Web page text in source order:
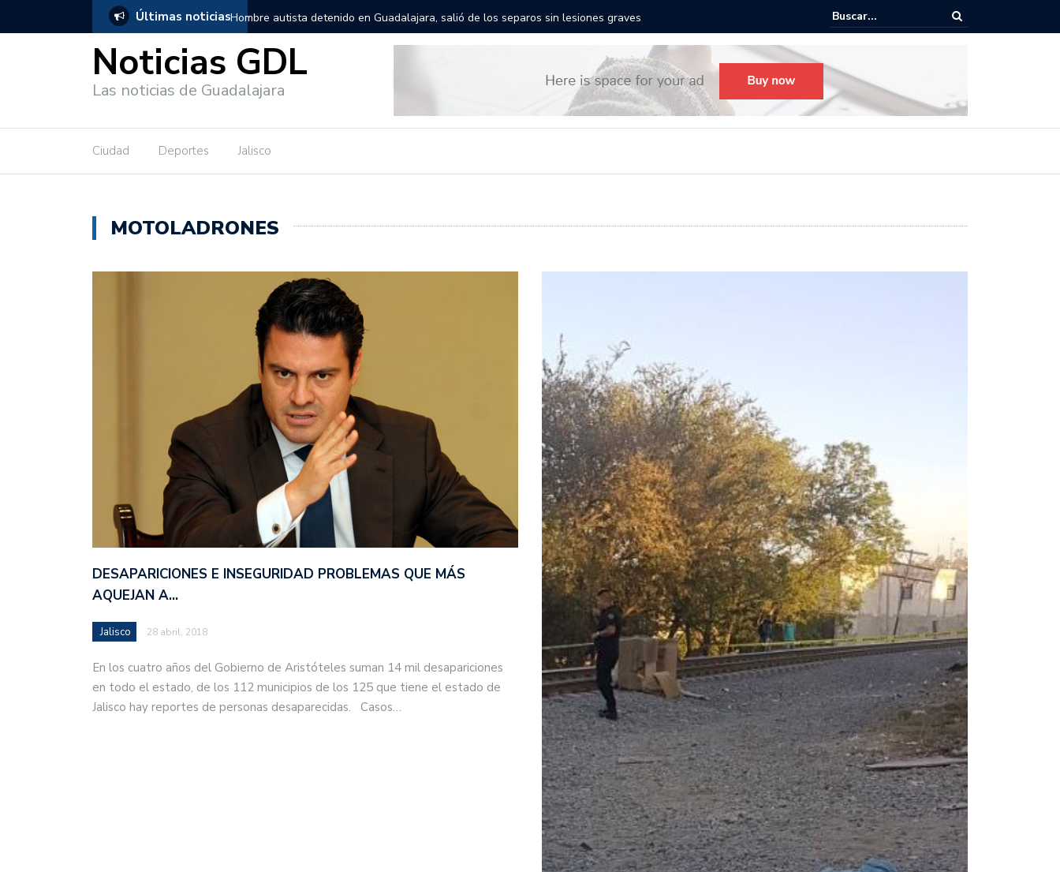
Últimas noticias
salió de los separos sin lesiones graves Títeres gigantes recorrerán las calles de Guadalajara: aparta la fecha Todo listo para el Festival Desfile Día de Muertos 2025 en Guadalajara
Noticias GDL
Las noticias de Guadalajara
Ciudad Deportes Jalisco
MOTOLADRONES
DESAPARICIONES E INSEGURIDAD PROBLEMAS QUE MÁS
AQUEJAN A…
Jalisco 28 abril, 2018
En los cuatro años del Gobierno de Aristóteles suman 14 mil desapariciones
en todo el estado, de los 112 municipios de los 125 que tiene el estado de
Jalisco hay reportes de personas desaparecidas. Casos…